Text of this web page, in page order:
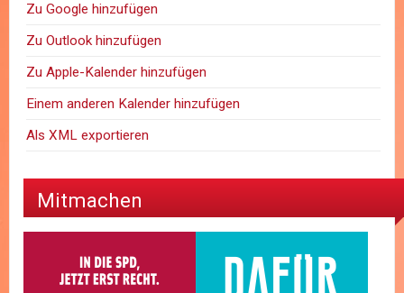
Zu Google hinzufügen
Zu Outlook hinzufügen
Zu Apple-Kalender hinzufügen
Einem anderen Kalender hinzufügen
Als XML exportieren
Mitmachen